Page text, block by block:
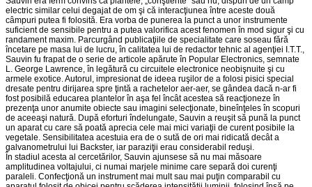
electric similar celui degajat de om şi că interacţiunea între aceste două
câmpuri putea fi folosită. Era vorba de punerea la punct a unor instrumente
suficient de sensibile pentru a putea valorifica acest fenomen în mod sigur şi cu
randament maxim. Parcurgând publicaţiile de specialitate care soseau fără
încetare pe masa lui de lucru, în calitatea lui de redactor tehnic al agenţiei I.T.T.,
Sauvin fu frapat de o serie de articole apărute în Popular Electronics, semnate
L. George Lawrence, în legătură cu circuitele electronice neobişnuite şi cu
armele exotice. Autorul, impresionat de ideea ruşilor de a folosi pisici special
dresate pentru dirijarea spre ţintă a rachetelor aer-aer, se gândea dacă n-ar fi
fost posibilă educarea plantelor în aşa fel încât acestea să reacţioneze în
prezenţa unor anumite obiecte sau imagini selecţionate, bineînţeles în scopuri
de aceeaşi natură. După eforturi îndelungate, Sauvin a reuşit să pună la punct
un aparat cu care să poată aprecia cele mai mici variaţii de curent posibile la
vegetale. Sensibilitatea acestuia era de o sută de ori mai ridicată decât a
galvanometrului lui Backster, iar paraziţii erau considerabil reduşi.
În stadiul acesta al cercetărilor, Sauvin ajunsese să nu mai măsoare
amplitudinea voltajului, ci numai marjele minime care separă doi curenţi
paraleli. Confecţionă un instrument mai mult sau mai puţin comparabil cu